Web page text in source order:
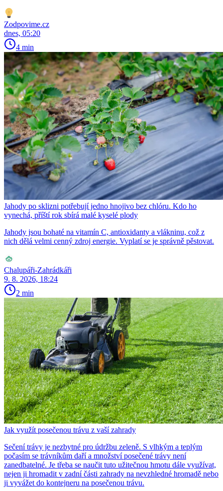
Zodpovime.cz
dnes, 05:20
4 min
Jahody po sklizni potřebují jedno hnojivo bez chlóru. Kdo ho
vynechá, příští rok sbírá malé kyselé plody
Jahody jsou bohaté na vitamín C, antioxidanty a vlákninu, což z
nich dělá velmi cenný zdroj energie. Vyplatí se je správně pěstovat.
Chalupáři-Zahrádkáři
9. 8. 2026, 18:24
2 min
Jak využít posečenou trávu z vaší zahrady
Sečení trávy je nezbytné pro údržbu zeleně. S vlhkým a teplým
počasím se trávníkům daří a množství posečené trávy není
zanedbatelné. Je třeba se naučit tuto užitečnou hmotu dále využívat,
nejen ji hromadit v zadní části zahrady na nevzhledné hromadě nebo
ji vyvážet do kontejneru na posečenou trávu.